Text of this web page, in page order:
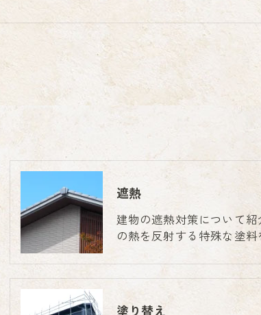
遮熱
建物の遮熱対策について
の熱を反射する特殊な塗
塗り替え